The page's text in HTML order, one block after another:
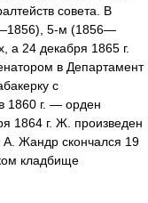
совета. В
5-м (1856—
24 декабря 1865 г.
в Департамент
с
1860 г. — орден
1864 г. Ж. произведен
А. Жандр скончался 19
кладбище